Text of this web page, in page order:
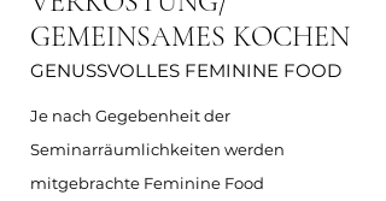
GEMEINSAMES KOCHEN
GENUSSVOLLES FEMININE FOOD
Je nach Gegebenheit der
Seminarräumlichkeiten werden
mitgebrachte Feminine Food